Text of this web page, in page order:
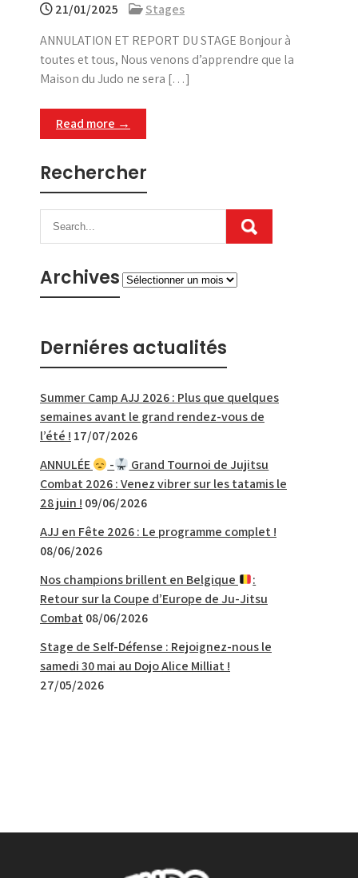
21/01/2025
Stages
ANNULATION ET REPORT DU STAGE Bonjour à
toutes et tous, Nous venons d’apprendre que la
Maison du Judo ne sera […]
Read more →
Rechercher
ArchivesArchives
Derniéres actualités
Summer Camp AJJ 2026 : Plus que quelques
semaines avant le grand rendez-vous de
l’été ! 17/07/2026
ANNULÉE
-
Grand Tournoi de Jujitsu
Combat 2026 : Venez vibrer sur les tatamis le
28 juin ! 09/06/2026
AJJ en Fête 2026 : Le programme complet !
08/06/2026
Nos champions brillent en Belgique
:
Retour sur la Coupe d’Europe de Ju-Jitsu
Combat 08/06/2026
Stage de Self-Défense : Rejoignez-nous le
samedi 30 mai au Dojo Alice Milliat !
27/05/2026